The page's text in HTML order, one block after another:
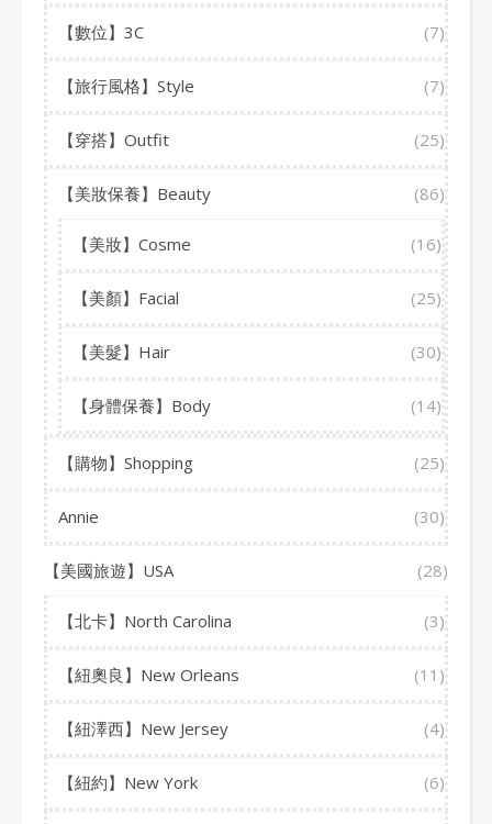
【數位】3C (7)
【旅行風格】Style (7)
【穿搭】Outfit (25)
【美妝保養】Beauty (86)
【美妝】Cosme (16)
【美顏】Facial (25)
【美髮】Hair (30)
【身體保養】Body (14)
【購物】Shopping (25)
Annie (30)
【美國旅遊】USA (28)
【北卡】North Carolina (3)
【紐奧良】New Orleans (11)
【紐澤西】New Jersey (4)
【紐約】New York (6)